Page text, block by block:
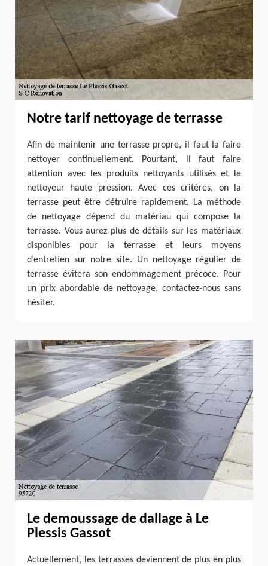
Notre tarif nettoyage de terrasse
Afin de maintenir une terrasse propre, il faut la faire
nettoyer continuellement. Pourtant, il faut faire
attention avec les produits nettoyants utilisés et le
nettoyeur haute pression. Avec ces critères, on la
terrasse peut être détruire rapidement. La méthode
de nettoyage dépend du matériau qui compose la
terrasse. Vous aurez plus de détails sur les matériaux
disponibles pour la terrasse et leurs moyens
d’entretien sur notre site. Un nettoyage régulier de
terrasse évitera son endommagement précoce. Pour
un prix abordable de nettoyage, contactez-nous sans
hésiter.
Le demoussage de dallage à Le
Plessis Gassot
Actuellement, les terrasses deviennent de plus en plus